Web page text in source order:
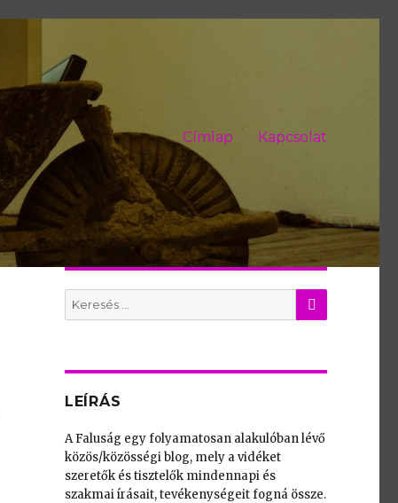
Címlap Kapcsolat
Search
for:
KERES
LEÍRÁS
A Faluság egy folyamatosan alakulóban lévő
közös/közösségi blog, mely a vidéket
szeretők és tisztelők mindennapi és
szakmai írásait, tevékenységeit fogná össze.